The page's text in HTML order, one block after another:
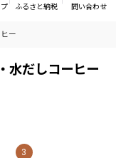
ふるさと納税 問い合わせ
ー
水だしコーヒー
3